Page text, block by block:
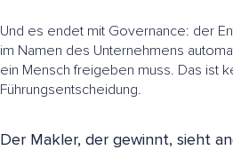
Und es endet mit Governance: der
im Namen des Unternehmens
ein Mensch freigeben muss. Das ist
Führungsentscheidung.
Der Makler, der gewinnt, sieht